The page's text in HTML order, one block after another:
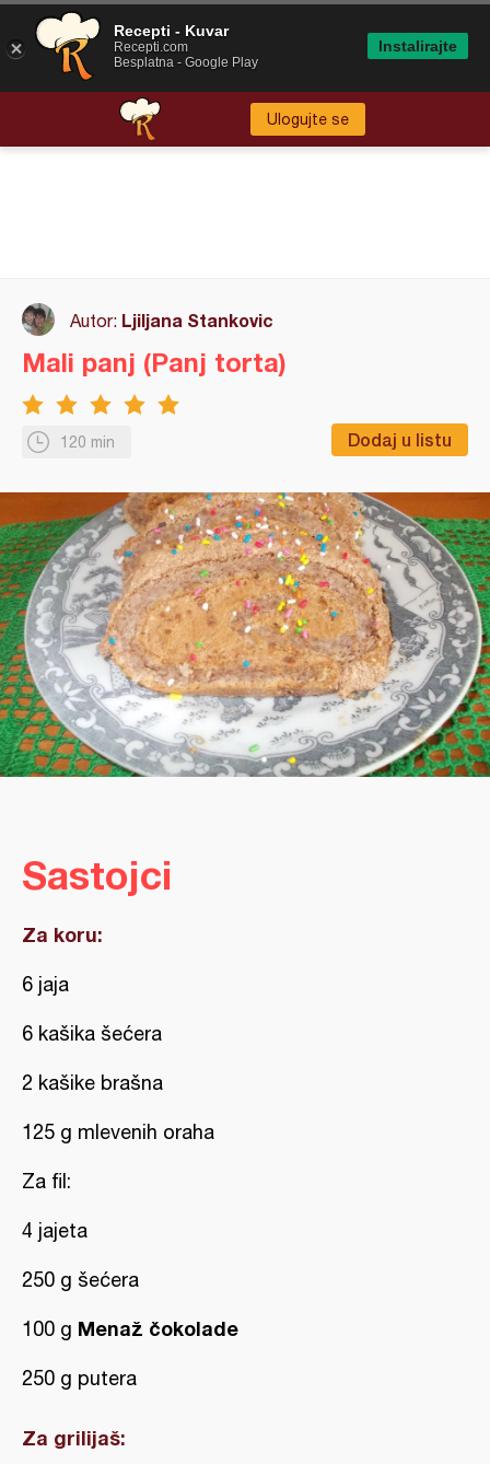
Ulogujte se
Autor: Ljiljana Stankovic
120 min Dodaj u listu
Mali panj (Panj torta)
Sastojci
Za koru:
6 jaja
6 kašika šećera
2 kašike brašna
125 g mlevenih oraha
Za fil:
4 jajeta
250 g šećera
100 g Menaž čokolade
250 g putera
Za grilijaš:
Recepti - Kuvar
Recepti.com
Besplatna - Google Play
Instalirajte